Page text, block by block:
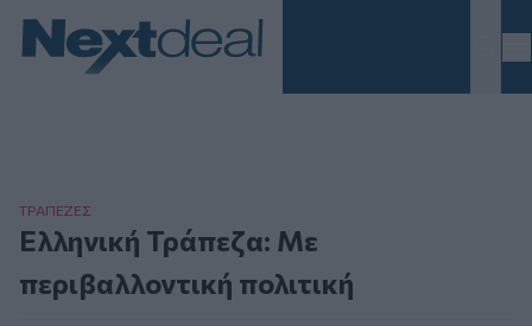
ΤΡAΠΕΖΕΣ
Ελληνική Τράπεζα: Με
περιβαλλοντική πολιτική